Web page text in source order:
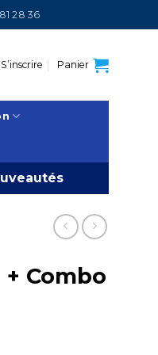
28 36
Panier
+ Combo